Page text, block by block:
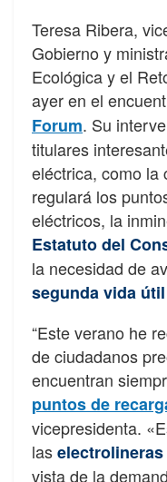
Teresa Ribera,
Gobierno y
Ecológica y el
ayer en el
Forum. Su
titulares
eléctrica, como la
regulará los
eléctricos, la
Estatuto del
la necesidad de
segunda vida
“Este verano he
de ciudadanos
encuentran
puntos de
vicepresidenta.
laselectrolineras
vista de la